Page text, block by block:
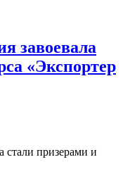
завоевала
«Экспортер
стали призерами и